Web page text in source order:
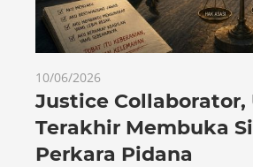
10/06/2026
Justice Collaborator,
Terakhir Membuka
Perkara Pidana